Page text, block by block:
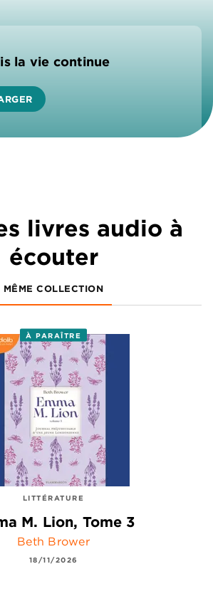
la vie continue
livres audio à
écouter
MÊME COLLECTION
À PARAÎTRE
LITTÉRATURE
M. Lion, Tome 3
Beth Brower
18/11/2026